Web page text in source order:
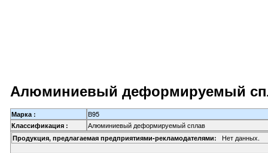
Алюминиевый деформируемый
Марка : В95
Классификация : Алюминиевый деформируемый сплав
Продукция, предлагаемая предприятиями-рекламодателями: Нет данных.